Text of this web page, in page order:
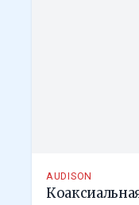
AUDISON